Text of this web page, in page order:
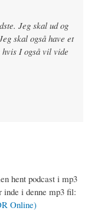
Jeg skal ud og
skal også have et
I også vil vide
hent podcast i mp3
inde i denne mp3 fil:
Online)